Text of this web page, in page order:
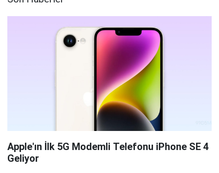
Apple'ın İlk 5G Modemli Telefonu iPhone SE 4
Geliyor